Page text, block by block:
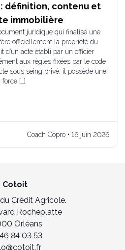
définition, contenu et
immobilière
juridique qui finalise une
officiellement la propriété du
d’un acte établi par un officier
aux règles fixées par le code
sous seing privé, il possède une
[…]
Coach Copro • 16 juin 2026
Cotoit
Crédit Agricole.
Rocheplatte
Orléans
84 03 53